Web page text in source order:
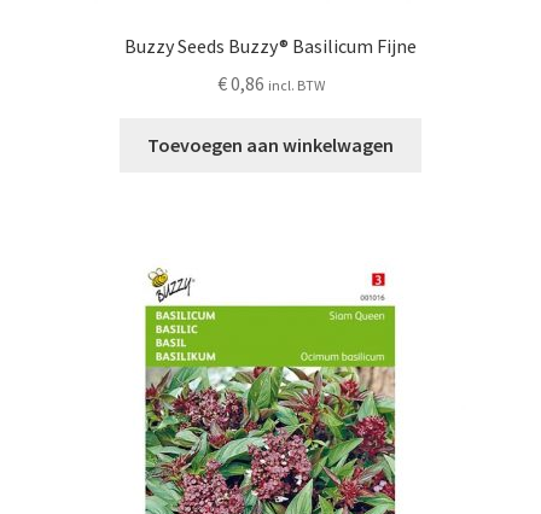
Buzzy Seeds Buzzy® Basilicum Fijne
€0,86 incl. BTW
Toevoegen aan winkelwagen